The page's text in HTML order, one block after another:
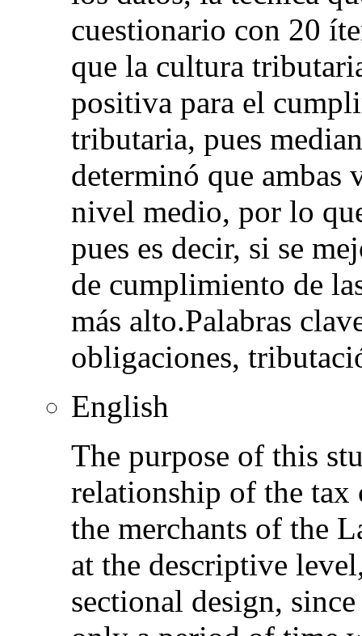
cuestionario con 20
que la cultura
positiva para el
tributaria, pues
determinó que ambas
nivel medio, por lo
pues es decir, si se
de cumplimiento de
más alto.Palabras
obligaciones,
English
The purpose of this
relationship of the
the merchants of the
at the descriptive
sectional design,